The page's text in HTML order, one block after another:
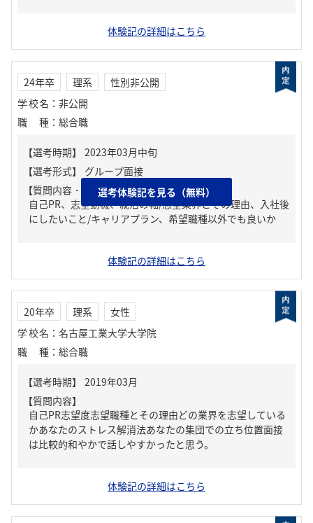
体験記の詳細はこちら
24年卒 理系
性別非公開
学校名 ： 非公開
職種 ： 総合職
【質問内容・課題】
自己PR、志望動機、就活の軸/志望業界とその理由、入社後
にしたいこと/キャリアプラン、希望職種以外でも良いか
選考体験記を見る（無料）
体験記の詳細はこちら
20年卒 理系
女性
学校名 ： 名古屋工業大学大学院
職種 ： 総合職
【質問内容】
自己PR志望度志望職種とその理由どの業界を志望している
かあなたのストレス解消法あなたの集団での立ち位置面接
は比較的和やかで話しやすかったと思う。
体験記の詳細はこちら